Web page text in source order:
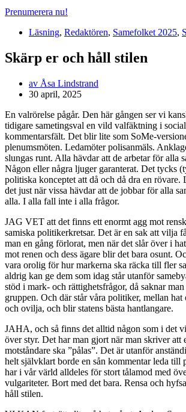
Prenumerera nu!
Läsning, Redaktören, Samefolket 2025,
Skärp er och håll stilen
av Åsa Lindstrand
30 april, 2025
En valrörelse pågår. Den här gången ser vi
tidigare sametingsval en vild valfäktning i
kommentarsfält. Det blir lite som SoMe-
plenumsmöten. Ledamöter polisanmäls.
slungas runt. Alla hävdar att de arbetar för alla
Någon eller några ljuger garanterat. Det tycks
politiska konceptet att då och då dra en rövare.
det just när vissa hävdar att de jobbar för alla
alla. I alla fall inte i alla frågor.
JAG VET att det finns ett enormt agg mot
samiska politikerkretsar. Det är en sak att vilja
man en gång förlorat, men när det slår över i
mot renen och dess ägare blir det bara osunt.
vara orolig för hur markerna ska räcka till fler
aldrig kan ge dem som idag står utanför
stöd i mark- och rättighetsfrågor, då saknar
gruppen. Och där står våra politiker, mellan hat
och ovilja, och blir statens bästa hantlangare.
JAHA, och så finns det alltid någon som i det
över styr. Det har man gjort när man skriver att
motståndare ska ”pålas”. Det är utanför
helt självklart borde en sån kommentar leda till
har i vår värld alldeles för stort tålamod med
vulgariteter. Bort med det bara. Rensa och
håll stilen.